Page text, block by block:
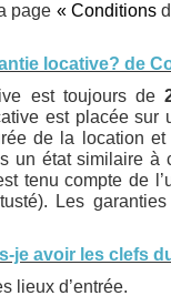
locataire...
locative
charge de ...
page « Conditions
locative? de
est toujours de
est placée sur
de la location
un état similaire à
tenu compte de
Les
je avoir les clefs
lieux d’entrée.